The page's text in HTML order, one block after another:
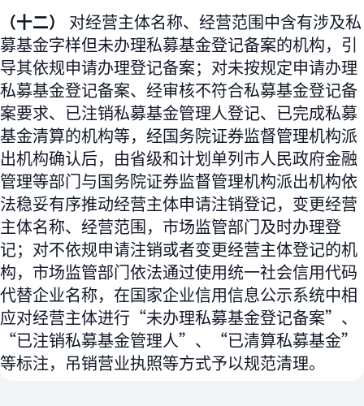
（十二） 对经营主体名称、经营范围中含有涉及私
募基金字样但未办理私募基金登记备案的机构，引
导其依规申请办理登记备案；对未按规定申请办理
私募基金登记备案、经审核不符合私募基金登记备
案要求、已注销私募基金管理人登记、已完成私募
基金清算的机构等，经国务院证券监督管理机构派
出机构确认后，由省级和计划单列市人民政府金融
管理等部门与国务院证券监督管理机构派出机构依
法稳妥有序推动经营主体申请注销登记，变更经营
主体名称、经营范围，市场监管部门及时办理登
记；对不依规申请注销或者变更经营主体登记的机
构，市场监管部门依法通过使用统一社会信用代码
代替企业名称，在国家企业信用信息公示系统中相
应对经营主体进行“未办理私募基金登记备案”、
“已注销私募基金管理人”、“已清算私募基金”
等标注，吊销营业执照等方式予以规范清理。